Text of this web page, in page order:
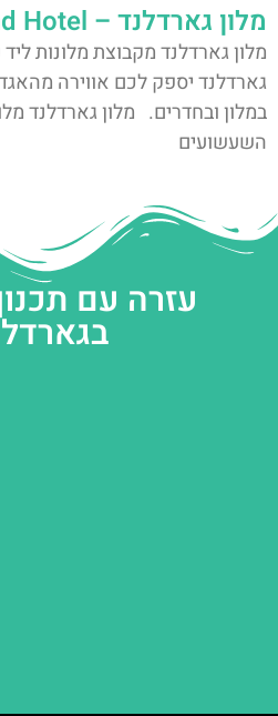
מלון גארדלנד – Gardaland Hotel
מלון גארדלנד מקבוצת מלונות
גארדלנד יספק לכם אווירה
במלון ובחדרים. מלון גארדלנד
השעשועים
עזרה עם